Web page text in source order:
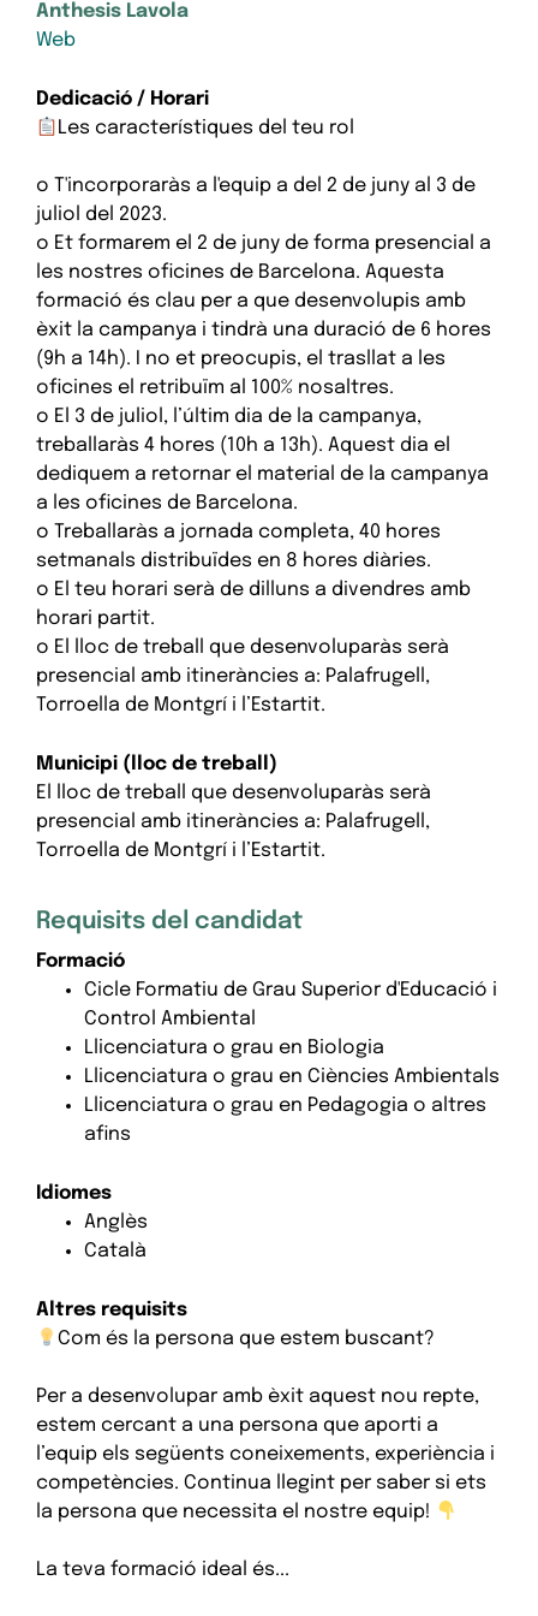
Anthesis Lavola
Web
Dedicació / Horari
Les característiques del teu rol
o T'incorporaràs a l'equip a del 2 de juny al 3 de
juliol del 2023.
o Et formarem el 2 de juny de forma presencial a
les nostres oficines de Barcelona. Aquesta
formació és clau per a que desenvolupis amb
èxit la campanya i tindrà una duració de 6 hores
(9h a 14h). I no et preocupis, el trasllat a les
oficines el retribuïm al 100% nosaltres.
o El 3 de juliol, l’últim dia de la campanya,
treballaràs 4 hores (10h a 13h). Aquest dia el
dediquem a retornar el material de la campanya
a les oficines de Barcelona.
o Treballaràs a jornada completa, 40 hores
setmanals distribuïdes en 8 hores diàries.
o El teu horari serà de dilluns a divendres amb
horari partit.
o El lloc de treball que desenvoluparàs serà
presencial amb itineràncies a: Palafrugell,
Torroella de Montgrí i l’Estartit.
Municipi (lloc de treball)
El lloc de treball que desenvoluparàs serà
presencial amb itineràncies a: Palafrugell,
Torroella de Montgrí i l’Estartit.
Requisits del candidat
Formació
Cicle Formatiu de Grau Superior d'Educació i
Control Ambiental
Llicenciatura o grau en Biologia
Llicenciatura o grau en Ciències Ambientals
Llicenciatura o grau en Pedagogia o altres
afins
Idiomes
Anglès
Català
Altres requisits
Com és la persona que estem buscant?
Per a desenvolupar amb èxit aquest nou repte,
estem cercant a una persona que aporti a
l’equip els següents coneixements, experiència i
competències. Continua llegint per saber si ets
la persona que necessita el nostre equip!
La teva formació ideal és...